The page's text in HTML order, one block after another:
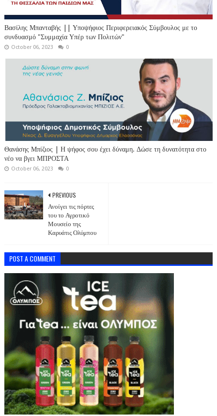
Βασίλης Μπανταβής || Υποψήφιος Περιφερειακός Σύμβουλος με το
συνδυασμό "Συμμαχία Υπέρ των Πολιτών"
October 06, 2023 0
Θανάσης Μπίζιος | Η ψήφος σου έχει δύναμη. Δώσε τη δυνατότητα στο
νέο να βγει ΜΠΡΟΣΤΑ
October 06, 2023 0
PREVIOUS
Ανοίγει τις πόρτες
του το Αγροτικό
Μουσείο της
Καρυάτις Ολύμπου
POST A COMMENT